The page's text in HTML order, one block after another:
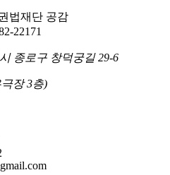
법재단 공감
22171
종로구 창덕궁길 29-6
장 3층)